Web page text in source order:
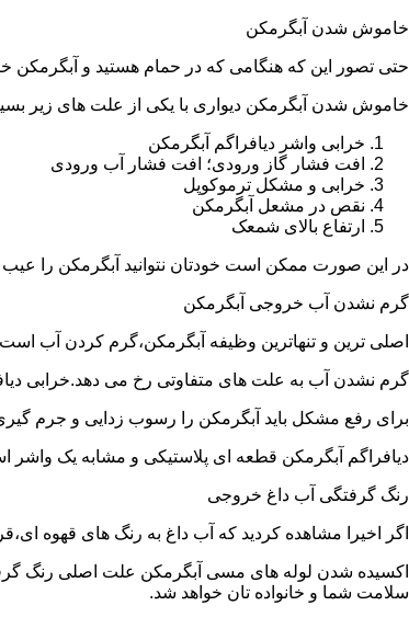
خاموش شدن آبگرمکن
حتی تصور این که هنگامی که در حمام هستید و
خاموش شدن آبگرمکن دیواری با یکی از علت های زیر
خرابی واشر دیافراگم آبگرمکن
افت فشار گاز ورودی؛ افت فشار آب ورودی
خرابی و مشکل ترموکوپل
نقص در مشعل آبگرمکن
ارتفاع بالای شمعک
در این صورت ممکن است خودتان نتوانید آبگرمکن را
گرم نشدن آب خروجی آبگرمکن
اصلی ترین و تنهاترین وظیفه آبگرمکن،گرم کردن آب
گرم نشدن آب به علت های متفاوتی رخ می دهد.خرابی
برای رفع مشکل باید آبگرمکن را رسوب زدایی و جرم
دیافراگم آبگرمکن قطعه ای پلاستیکی و مشابه یک واشر
رنگ گرفتگی آب داغ خروجی
اگر اخیرا مشاهده کردید که آب داغ به رنگ های قهوه
اکسیده شدن لوله های مسی آبگرمکن علت اصلی رنگ
سلامت شما و خانواده تان خواهد شد.